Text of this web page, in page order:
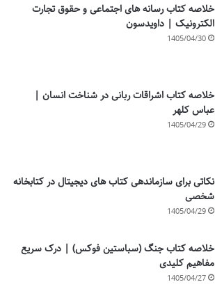
خلاصه کتاب رسانه های اجتماعی و حقوق تجارت
الکترونیک | داویدسون
1405/04/30
خلاصه کتاب اشراقات ربانی در شناخت انسان |
عباس کلهر
1405/04/29
نکاتی برای سازماندهی کتاب های دیجیتال در کتابخانه
شخصی
1405/04/29
خلاصه کتاب جنگ (سباستین فوکس) | درک سریع
مفاهیم کلیدی
1405/04/27